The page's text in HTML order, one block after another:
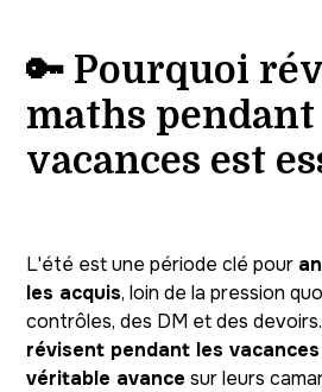
🔑 Pourquoi
maths pendant
vacances est
L'été est une période clé pour
les acquis, loin de la pression
contrôles, des DM et des devoirs.
révisent pendant les
véritable avance sur leurs